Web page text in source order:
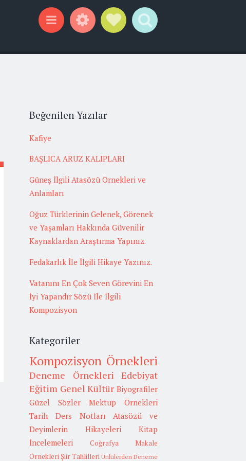
Beğenilen Yazılar
Kafiye
BAŞLICA ARUZ KALIPLARI
Güneş İlgili Atasözü Örnekleri ve
Anlamları
Oğuz Türklerinin Gelenek, Görenek
ve Yaşamları Hakkında Güvenilir
Kaynaklardan Araştırma Yapınız.
Fedakarlık İle İlgili Hikaye Yazınız.
Vatanını En Çok Seven Görevini En
İyi Yapandır Sözü İle İlgili
Kompozisyon
Kategoriler
Kompozisyon Örnekleri
Deneme Örnekleri
Edebiyat
Eğitim Genel Kültür Biyografiler
Güzel Sözler
Mektup Örnekleri
Tarih
Ders Notları
Atasözü ve
Deyimlerin Hikayeleri
Kitap
İncelemeleri
Coğrafya
Makale
Örnekleri Şiir Tahlilleri Ünlülerden Deneme